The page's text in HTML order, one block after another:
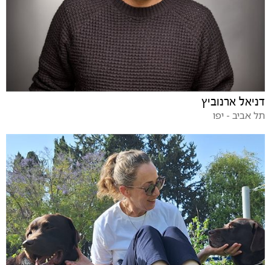
דניאל ארנוביץ
תל אביב - יפו